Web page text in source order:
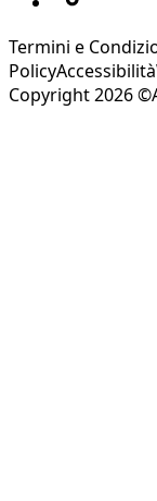
Termini e
PolicyAccessibilità
Copyright 2026